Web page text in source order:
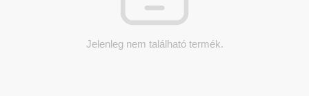
Jelenleg nem található termék.